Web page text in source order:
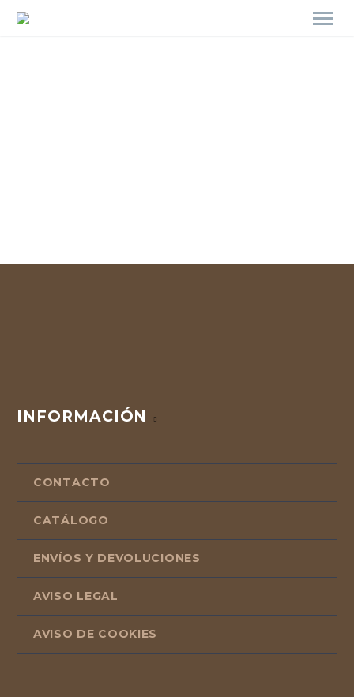
INFORMACIÓN
CONTACTO
CATÁLOGO
ENVÍOS Y DEVOLUCIONES
AVISO LEGAL
AVISO DE COOKIES